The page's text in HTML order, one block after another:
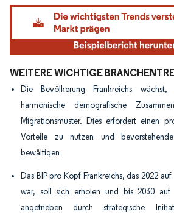
Bild © Mordor Intelligence. Wiederverwendung
WEITERE WICHTIGE
Die Bevölkerung Frankreichs
harmonische demografische
Migrationsmuster. Dies erfordert einen
Vorteile zu nutzen und
bewältigen
Das BIP pro Kopf Frankreichs, das 2022
war, soll sich erholen und bis 2030 auf
angetrieben durch strategische